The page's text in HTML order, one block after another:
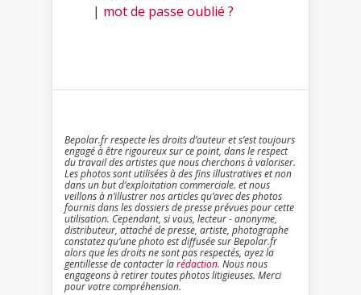
| mot de passe oublié ?
Bepolar.fr respecte les droits d’auteur et s’est toujours
engagé à être rigoureux sur ce point, dans le respect
du travail des artistes que nous cherchons à valoriser.
Les photos sont utilisées à des fins illustratives et non
dans un but d’exploitation commerciale. et nous
veillons à n’illustrer nos articles qu’avec des photos
fournis dans les dossiers de presse prévues pour cette
utilisation. Cependant, si vous, lecteur - anonyme,
distributeur, attaché de presse, artiste, photographe
constatez qu’une photo est diffusée sur Bepolar.fr
alors que les droits ne sont pas respectés, ayez la
gentillesse de contacter larédaction. Nous nous
engageons à retirer toutes photos litigieuses. Merci
pour votre compréhension.